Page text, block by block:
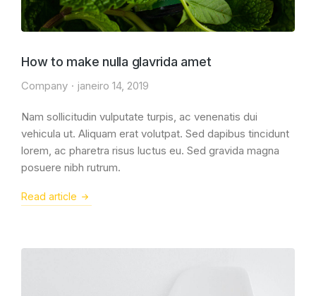
How to make nulla glavrida amet
Company janeiro 14, 2019
Nam sollicitudin vulputate turpis, ac venenatis dui
vehicula ut. Aliquam erat volutpat. Sed dapibus tincidunt
lorem, ac pharetra risus luctus eu. Sed gravida magna
posuere nibh rutrum.
Read article